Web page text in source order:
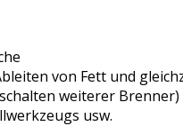
von Fett und
weiterer Brenner)
usw.